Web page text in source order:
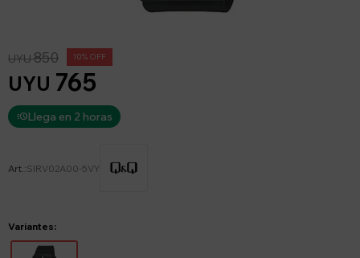
UYU 765
UYU850 10
Llega en 2 horas
SIRV02A00-5VY
Variantes: